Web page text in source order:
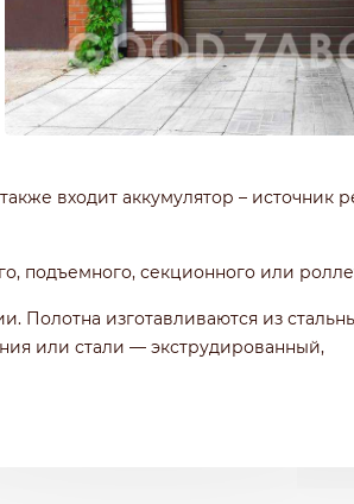
входит аккумулятор – источник
подъемного, секционного или
Полотна изготавливаются из
или стали — экструдированный,